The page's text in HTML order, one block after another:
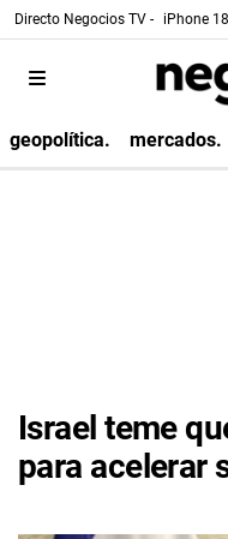
Directo Negocios TV - iPhone
geopolítica. mercados.
Israel teme
para acelerar